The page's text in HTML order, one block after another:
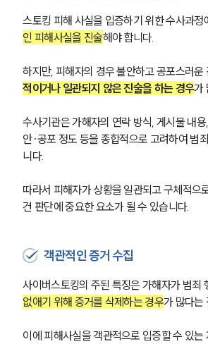
그룹소개
대륜의 강점
오시는 길
고객의 소리
통합검색
AI대륜
업무사례
사례분석/최신동향
형사 법률정보
법률지식인
형사그룹 업무
전체
스토킹 피해 사실을 입증하기 위한 수사과
인 피해사실을 진술해야 합니다.
하지만, 피해자의 경우 불안하고 공포스러운
적이거나 일관되지 않은 진술을 하는 경우가
수사기관은 가해자의 연락 방식, 게시물 내
안·공포 정도 등을 종합적으로 고려하여 범
니다.
따라서 피해자가 상황을 일관되고 구체적으
건 판단에 중요한 요소가 될 수 있습니다.
객관적인 증거 수집
사이버스토킹의 주된 특징은 가해자가 범죄
없애기 위해 증거를 삭제하는 경우가 많다는
이에 피해사실을 객관적으로 입증할 수 있는